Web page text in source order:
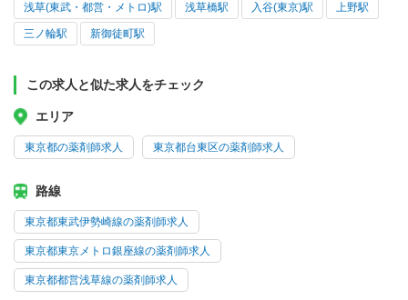
浅草(東武・都営・メトロ)駅 浅草橋駅 入谷(東京)駅 上野駅
三ノ輪駅 新御徒町駅
この求人と似た求人をチェック
エリア
東京都の薬剤師求人 東京都台東区の薬剤師求人
路線
東京都東武伊勢崎線の薬剤師求人
東京都東京メトロ銀座線の薬剤師求人
東京都都営浅草線の薬剤師求人